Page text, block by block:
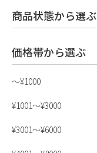
商品状態から選ぶ
価格帯から選ぶ
〜¥1000
¥1001〜¥3000
¥3001〜¥6000